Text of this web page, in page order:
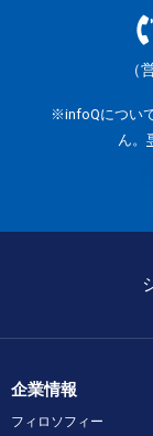
（
※infoQについ
ん。
企業情報
フィロソフィー